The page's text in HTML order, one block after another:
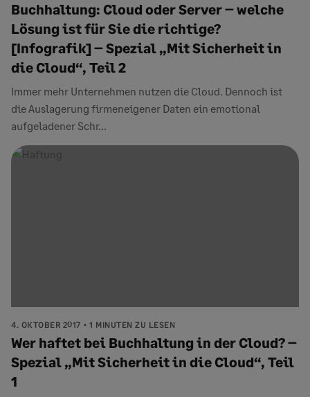
Buchhaltung: Cloud oder Server – welche
Lösung ist für Sie die richtige?
[Infografik] – Spezial „Mit Sicherheit in
die Cloud“, Teil 2
Immer mehr Unternehmen nutzen die Cloud. Dennoch ist
die Auslagerung firmeneigener Daten ein emotional
aufgeladener Schr...
4. OKTOBER 2017 1 MINUTEN ZU LESEN
Wer haftet bei Buchhaltung in der Cloud? –
Spezial „Mit Sicherheit in die Cloud“, Teil
1